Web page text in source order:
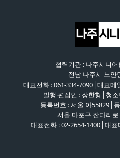
협력기관 : 나주시니
전남 나주시 노안
대표전화 : 061-334-7090│대표
발행·편집인 : 장한형│청
등록번호 : 서울 아55829│
서울 마포구 잔다리
대표전화 : 02-2654-1400│대